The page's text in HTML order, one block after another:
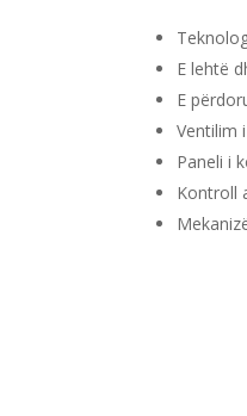
E lehtë
E
Ventilim
Paneli i
Kontroll